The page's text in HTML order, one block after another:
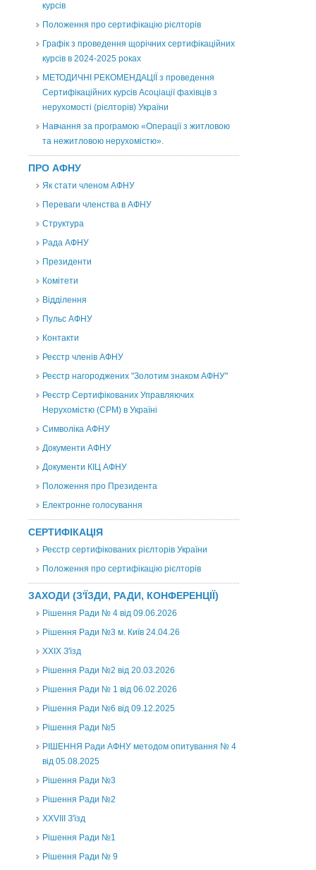
курсів
Положення про сертифікацію рієлторів
Графік з проведення щорічних сертифікаційних
курсів в 2024-2025 роках
МЕТОДИЧНІ РЕКОМЕНДАЦІЇ з проведення
Сертифікаційних курсів Асоціації фахівців з
нерухомості (рієлторів) України
Навчання за програмою «Операції з житловою
та нежитловою нерухомістю».
ПРО АФНУ
Як стати членом АФНУ
Переваги членства в АФНУ
Структура
Рада АФНУ
Президенти
Комітети
Відділення
Пульс АФНУ
Контакти
Реєстр членів АФНУ
Реєстр нагороджених "Золотим знаком АФНУ"
Реєстр Сертифікованих Управляючих
Нерухомістю (CPM) в Україні
Символіка АФНУ
Документи АФНУ
Документи КІЦ АФНУ
Положення про Президента
Електронне голосування
СЕРТИФІКАЦІЯ
Реєстр сертифікованих рієлторів України
Положення про сертифікацію рієлторів
ЗАХОДИ (З'ЇЗДИ, РАДИ, КОНФЕРЕНЦІЇ)
Рішення Ради № 4 від 09.06.2026
Рішення Ради №3 м. Київ 24.04.26
XXІХ З'їзд
Рішення Ради №2 від 20.03.2026
Рішення Ради № 1 від 06.02.2026
Рішення Ради №6 від 09.12.2025
Рішення Ради №5
РІШЕННЯ Ради АФНУ методом опитування № 4
від 05.08.2025
Рішення Ради №3
Рішення Ради №2
XXVIII З'їзд
Рішення Ради №1
Рішення Ради № 9